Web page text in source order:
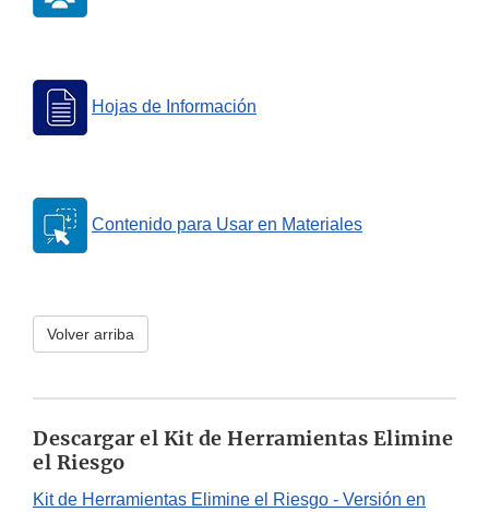
Hojas de Información
Contenido para Usar en Materiales
Volver arriba
Descargar el Kit de Herramientas Elimine
el Riesgo
Kit de Herramientas Elimine el Riesgo - Versión en